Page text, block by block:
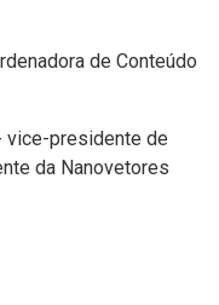
de Conteúdo
vice-presidente de
da Nanovetores